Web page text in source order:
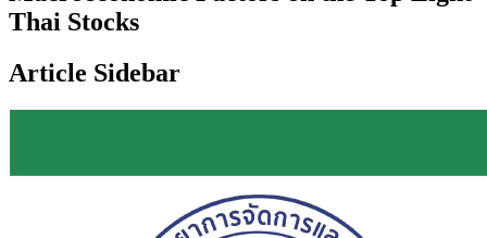
Thai Stocks
Article Sidebar